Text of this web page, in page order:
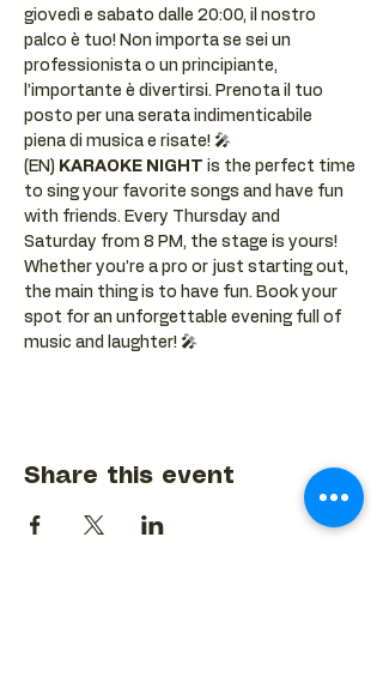
giovedì e sabato dalle 20:00, il nostro
palco è tuo! Non importa se sei un
professionista o un principiante,
l’importante è divertirsi. Prenota il tuo
posto per una serata indimenticabile
piena di musica e risate! 🎤
(EN) KARAOKE NIGHT is the perfect time
to sing your favorite songs and have fun
with friends. Every Thursday and
Saturday from 8 PM, the stage is yours!
Whether you’re a pro or just starting out,
the main thing is to have fun. Book your
spot for an unforgettable evening full of
music and laughter! 🎤
Share this event